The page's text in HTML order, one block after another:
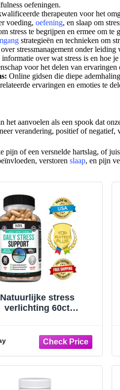
oefeningen.
therapeuten voor het
voeding, oefening, en slaap om
stress te begrijpen en ermee om te
strategieën en technieken om
stressmanagement onder leiding
over wat stress is en hoe
voor het delen van ervaringen
Online gidsen die diepe
ervaringen en emoties te
het aanvoelen als een spook dat
verandering, positief of negatief,
of een versnelde hartslag, of
verstoren slaap, en pijn
Natuurlijke stress
verlichting 60ct